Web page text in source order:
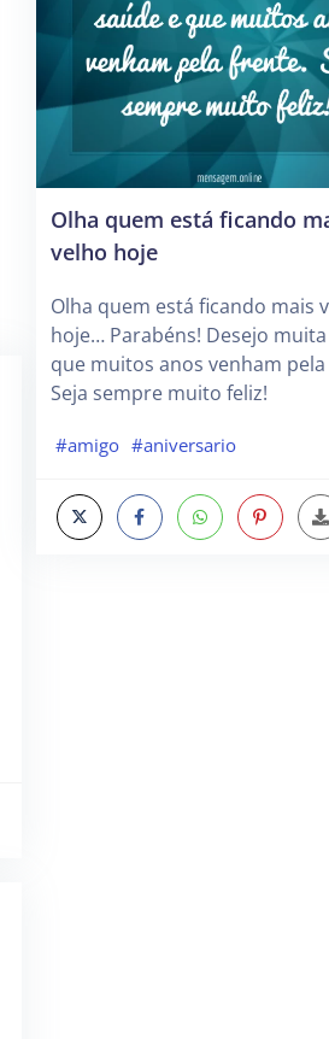
Olha quem está ficando
velho hoje
Olha quem está ficando mais
hoje… Parabéns! Desejo
que muitos anos venham
Seja sempre muito feliz!
#amigo #aniversario